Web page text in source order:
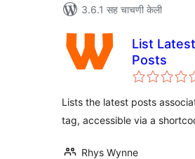
3.6.1 सह चाचणी केली
List
Posts
Lists the latest posts
tag, accessible via a
Rhys Wynne